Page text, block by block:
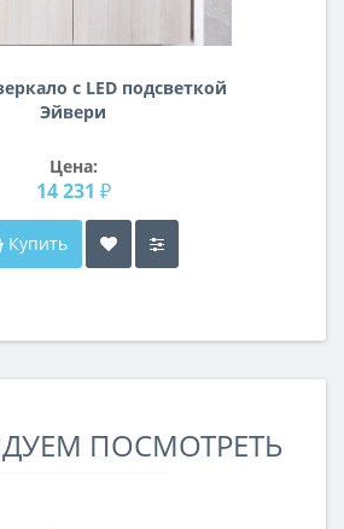
с LED подсветкой
Эйвери
Цена:
14 231 ₽
Купить
ПОСМОТРЕТЬ